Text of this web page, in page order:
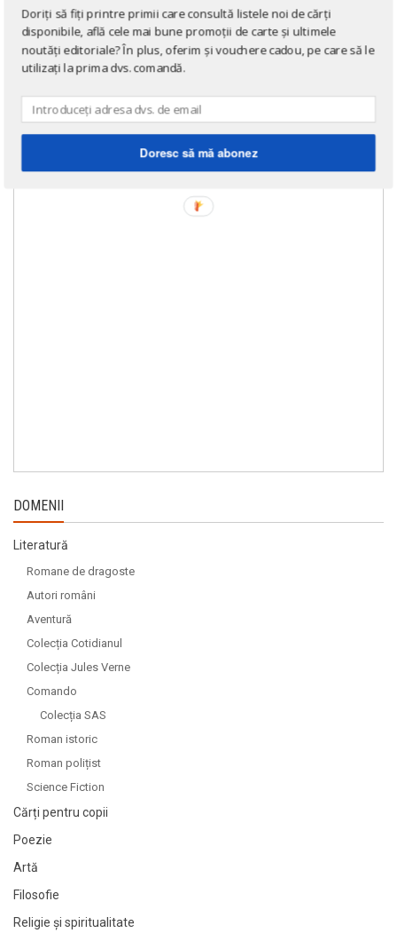
DOMENII
Literatură
Romane de dragoste
Autori români
Aventură
Colecția Cotidianul
Colecția Jules Verne
Comando
Colecția SAS
Roman istoric
Roman polițist
Science Fiction
Cărți pentru copii
Poezie
Artă
Filosofie
Religie și spiritualitate
Doriți să fiți printre primii care consultă listele noi de cărți
disponibile, află cele mai bune promoții de carte și ultimele
noutăți editoriale? În plus, oferim și vouchere cadou, pe care să le
utilizați la prima dvs. comandă.
Doresc să mă abonez